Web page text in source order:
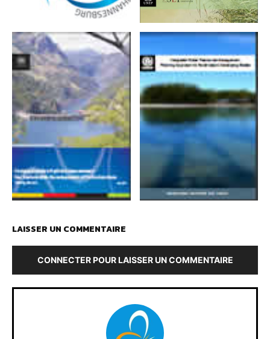
LAISSER UN COMMENTAIRE
CONNECTER POUR LAISSER UN COMMENTAIRE